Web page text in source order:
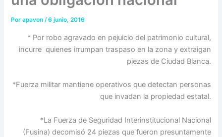
Porapavon/6 junio, 2016
* Por robo agravado en pejuicio del patrimonio cultural,
incurre quienes irrumpan traspaso en la zona y extraigan
piezas de Ciudad Blanca.
*Fuerza militar mantiene operativos que detectan personas
que invadan la propiedad estatal.
*La Fuerza de Seguridad Interinstitucional Nacional
(Fusina) decomisó 24 piezas que fueron presuntamente